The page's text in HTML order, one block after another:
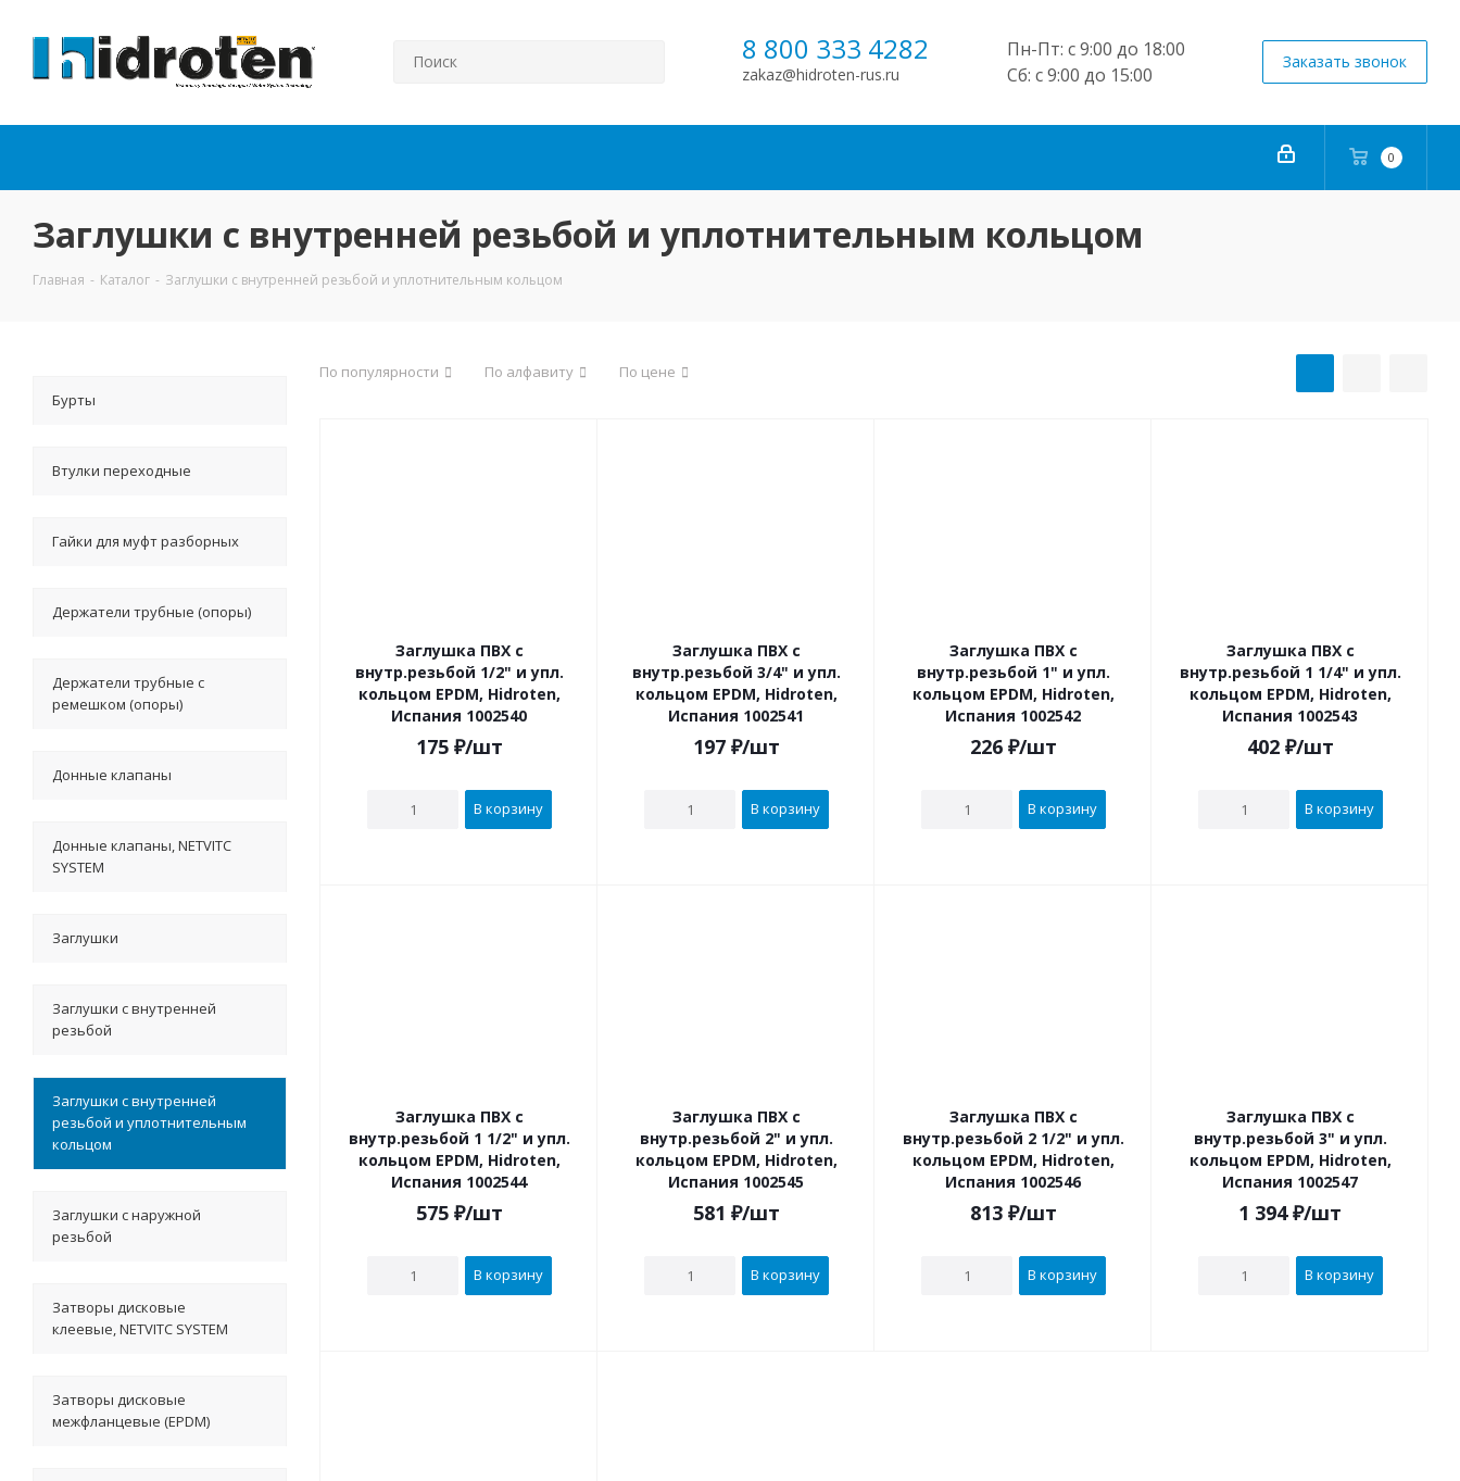
8 800 333 4282
zakaz@hidroten-rus.ru
Пн-Пт: с 9:00 до 18:00
Сб: с 9:00 до 15:00
Заказать звонок
0
Заглушки с внутренней резьбой и уплотнительным кольцом
Главная - Каталог - Заглушки с внутренней резьбой и уплотнительным кольцом
По популярности По алфавиту По цене
Заглушка ПВХ с
внутр.резьбой 1/2" и упл.
кольцом EPDM, Hidroten,
Испания 1002540
175₽/шт
В корзину
Заглушка ПВХ с
внутр.резьбой 3/4" и упл.
кольцом EPDM, Hidroten,
Испания 1002541
197₽/шт
В корзину
Заглушка ПВХ с
внутр.резьбой 1" и упл.
кольцом EPDM, Hidroten,
Испания 1002542
226₽/шт
В корзину
Заглушка ПВХ с
внутр.резьбой 1 1/4" и упл.
кольцом EPDM, Hidroten,
Испания 1002543
402₽/шт
В корзину
Заглушка ПВХ с
внутр.резьбой 1 1/2" и упл.
кольцом EPDM, Hidroten,
Испания 1002544
575₽/шт
В корзину
Заглушка ПВХ с
внутр.резьбой 2" и упл.
кольцом EPDM, Hidroten,
Испания 1002545
581 ₽/шт
В корзину
Заглушка ПВХ с
внутр.резьбой 2 1/2" и упл.
кольцом EPDM, Hidroten,
Испания 1002546
813₽/шт
В корзину
Заглушка ПВХ с
внутр.резьбой 3" и упл.
кольцом EPDM, Hidroten,
Испания 1002547
1 394₽/шт
В корзину
Бурты
Втулки переходные
Гайки для муфт разборных
Держатели трубные (опоры)
Держатели трубные с
ремешком (опоры)
Донные клапаны
Донные клапаны, NETVITC
SYSTEM
Заглушки
Заглушки с внутренней
резьбой
Заглушки с внутренней
резьбой и уплотнительным
кольцом
Заглушки с наружной
резьбой
Затворы дисковые
клеевые, NETVITC SYSTEM
Затворы дисковые
межфланцевые (EPDM)